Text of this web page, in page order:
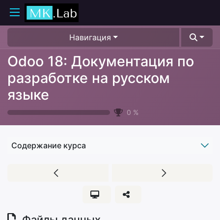
Навигация
Odoo 18: Документация по
разработке на русском
языке
0 %
Содержание курса